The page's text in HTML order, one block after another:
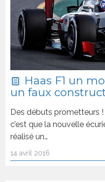
Haas F1 un
un faux
Des débuts prometteurs !
c’est que la nouvelle
réalisé un…
14 avril 2016